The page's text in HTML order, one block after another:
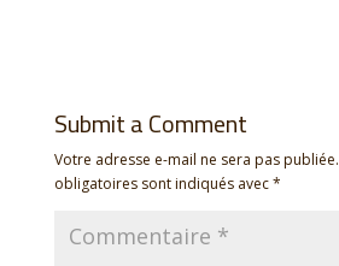
Submit a Comment
Votre adresse e-mail ne sera pas publiée.
obligatoires sont indiqués avec*